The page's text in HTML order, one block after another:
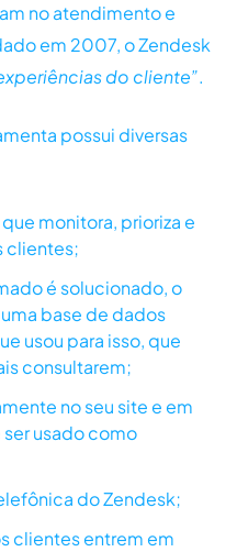
no atendimento e
em 2007, o Zendesk
do cliente”.
possui diversas
monitora, prioriza e
clientes;
é solucionado, o
base de dados
usou para isso, que
consultarem;
no seu site e em
usado como
do Zendesk;
clientes entrem em